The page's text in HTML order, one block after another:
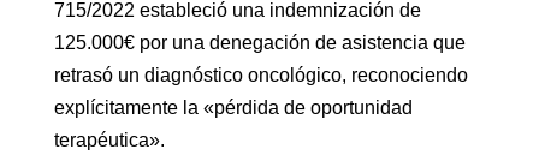
715/2022 estableció una indemnización de
125.000€ por una denegación de asistencia que
retrasó un diagnóstico oncológico, reconociendo
explícitamente la «pérdida de oportunidad
terapéutica».